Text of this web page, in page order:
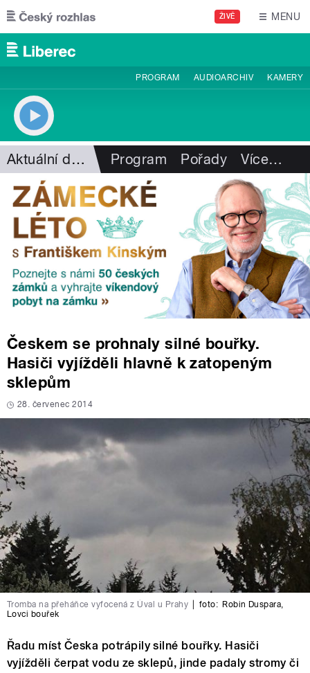
Přejít k hlavnímu obsahu
ŽIVĚ MENU
PROGRAM AUDIOARCHIV KAMERY
Aktuální dění Program Pořady Více…
Českem se prohnaly silné bouřky.
Hasiči vyjížděli hlavně k zatopeným
sklepům
28. červenec 2014
Tromba na přeháňce vyfocená z Úval u Prahy foto: Robin Duspara,
Lovci bouřek
Řadu míst Česka potrápily silné bouřky. Hasiči
vyjížděli čerpat vodu ze sklepů, jinde padaly stromy či